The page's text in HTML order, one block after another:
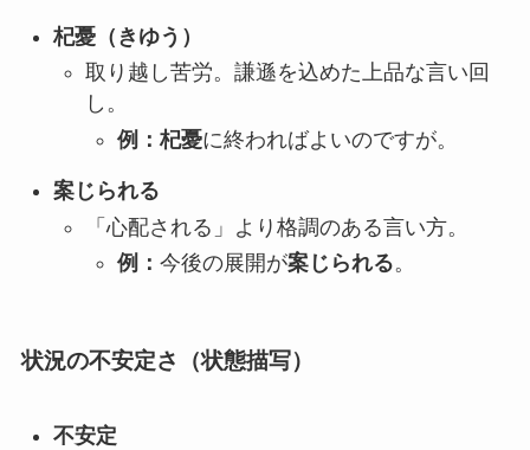
杞憂（きゆう）
取り越し苦労。謙遜を込めた上品な言い回
し。
例：杞憂に終わればよいのですが。
案じられる
「心配される」より格調のある言い方。
例： 今後の展開が案じられる。
状況の不安定さ（状態描写）
不安定